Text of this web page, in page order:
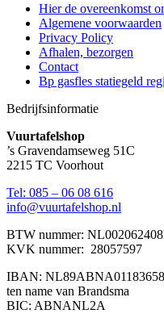
Hier de overeenkomst
Algemene voorwaarden
Privacy Policy
Afhalen, bezorgen
Contact
Bp gasfles statiegeld
Bedrijfsinformatie
Vuurtafelshop
’s Gravendamseweg 51C
2215 TC Voorhout
Tel: 085 – 06 08 616
info@vuurtafelshop.nl
BTW nummer:
KVK nummer: 28057597
IBAN:
ten name van Brandsma
BIC: ABNANL2A